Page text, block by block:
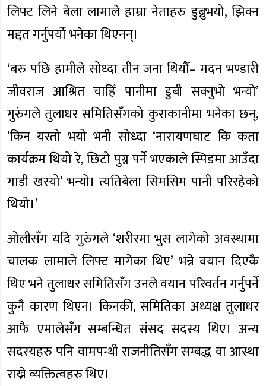
लिफ्ट लिने बेला लामाले हाम्रा नेताहरु डुब्नुभयो, झिक्न
मद्दत गर्नुपर्यो भनेका थिएनन्।
‘बरु पछि हामीले सोध्दा तीन जना थियौँ– मदन भण्डारी
जीवराज आश्रित चाहिँ पानीमा डुबी सक्नुभो भन्यो’
गुरुंगले तुलाधर समितिसँगको कुराकानीमा भनेका छन्,
‘किन यस्तो भयो भनी सोध्दा ‘नारायणघाट कि कता
कार्यक्रम थियो रे, छिटो पुग्न पर्ने भएकाले स्पिडमा आउँदा
गाडी खस्यो’ भन्यो। त्यतिबेला सिमसिम पानी परिरहेको
थियो।’
ओलीसँग यदि गुरुंगले ‘शरीरमा भुस लागेको अवस्थामा
चालक लामाले लिफ्ट मागेका थिए’ भन्ने वयान दिएकै
थिए भने तुलाधर समितिसँग उनले वयान परिवर्तन गर्नुपर्ने
कुनै कारण थिएन। किनकी, समितिका अध्यक्ष तुलाधर
आफै एमालेसँग सम्बन्धित संसद सदस्य थिए। अन्य
सदस्यहरु पनि वामपन्थी राजनीतिसँग सम्बद्ध वा आस्था
राख्ने व्यक्तित्वहरु थिए।